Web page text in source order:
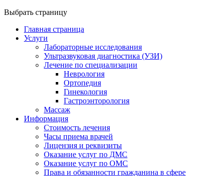
Выбрать страницу
Главная страница
Услуги
Лабораторные исследования
Ультразвуковая диагностика (УЗИ)
Лечение по специализации
Неврология
Ортопедия
Гинекология
Гастроэнторология
Массаж
Информация
Стоимость лечения
Часы приема врачей
Лицензия и реквизиты
Оказание услуг по ДМС
Оказание услуг по ОМС
Права и обязанности гражданина в сфере